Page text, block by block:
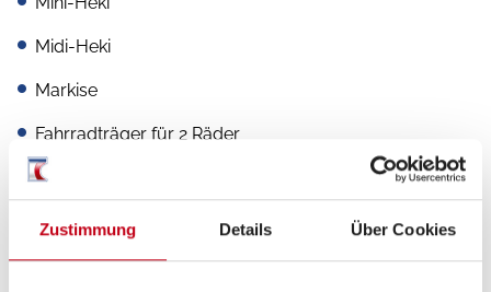
Zustimmung Details Über Cookies
Midi-Heki
Markise
Fahrradträger für 2 Räder
Einstiegstufe elektrisch